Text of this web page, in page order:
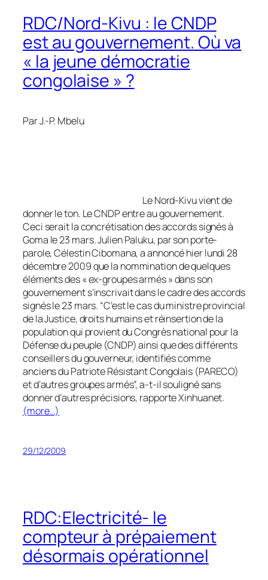
RDC/Nord-Kivu : le CNDP
est au gouvernement. Où va
« la jeune démocratie
congolaise » ?
Par J.-P. Mbelu
Le Nord-Kivu vient de
donner le ton. Le CNDP entre au gouvernement.
Ceci serait la concrétisation des accords signés à
Goma le 23 mars. Julien Paluku, par son porte-
parole, Célestin Cibomana, a annoncé hier lundi 28
décembre 2009 que la nommination de quelques
éléments des « ex-groupes armés » dans son
gouvernement s’inscrivait dans le cadre des accords
signés le 23 mars. “C’est le cas du ministre provincial
de la Justice, droits humains et réinsertion de la
population qui provient du Congrès national pour la
Défense du peuple (CNDP) ainsi que des différents
conseillers du gouverneur, identifiés comme
anciens du Patriote Résistant Congolais (PARECO)
et d’autres groupes armés”, a-t-il souligné sans
donner d’autres précisions, rapporte Xinhuanet.
(more…)
29/12/2009
RDC:Electricité- le
compteur à prépaiement
désormais opérationnel